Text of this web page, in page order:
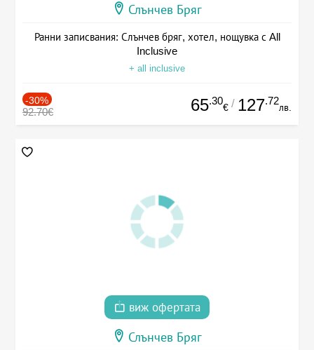
Слънчев Бряг
Ранни записвания: Слънчев бряг, хотел, нощувка с All
Inclusive
+ all inclusive
-30%
92.70€ 65.30
€ / 127.72
лв.
виж офертата
Слънчев Бряг